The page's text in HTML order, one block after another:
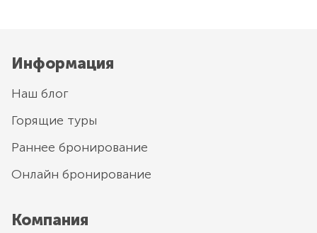
Информация
Наш блог
Горящие туры
Раннее бронирование
Онлайн бронирование
Компания